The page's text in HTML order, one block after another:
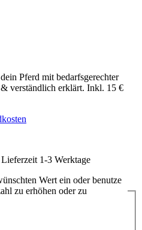
Pferd mit bedarfsgerechter
verständlich erklärt. Inkl. 15 €
1-3 Werktage
Wert ein oder benutze
zu erhöhen oder zu